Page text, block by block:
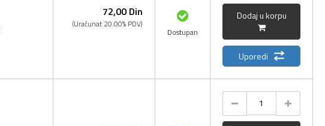
72,00 Din
(Uračunat 20.00% PDV)
Dostupan
Dodaj u korpu
Uporedi